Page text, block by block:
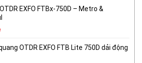
EXFO FTBx-750D – Metro &
OTDR EXFO FTB Lite 750D dải động